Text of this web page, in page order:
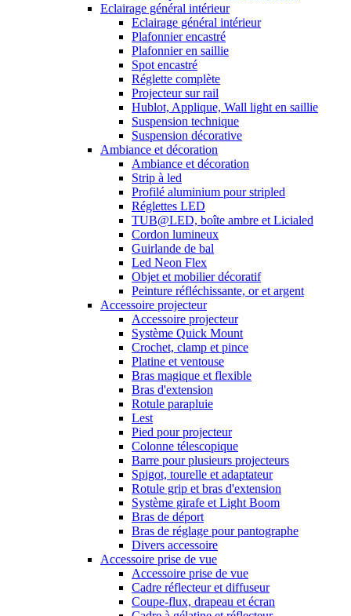
Eclairage général intérieur
Eclairage général intérieur
Plafonnier encastré
Plafonnier en saillie
Spot encastré
Réglette complète
Projecteur sur rail
Hublot, Applique, Wall light en saillie
Suspension technique
Suspension décorative
Ambiance et décoration
Ambiance et décoration
Strip à led
Profilé aluminium pour stripled
Réglettes LED
TUB@LED, boîte ambre et Licialed
Cordon lumineux
Guirlande de bal
Led Neon Flex
Objet et mobilier décoratif
Peinture réfléchissante, or et argent
Accessoire projecteur
Accessoire projecteur
Système Quick Mount
Crochet, clamp et pince
Platine et ventouse
Bras magique et flexible
Bras d'extension
Rotule parapluie
Lest
Pied pour projecteur
Colonne télescopique
Barre pour plusieurs projecteurs
Spigot, tourelle et adaptateur
Rotule grip et bras d'extension
Système girafe et Light Boom
Bras de déport
Bras de réglage pour pantographe
Divers accessoire
Accessoire prise de vue
Accessoire prise de vue
Cadre réflecteur et diffuseur
Coupe-flux, drapeau et écran